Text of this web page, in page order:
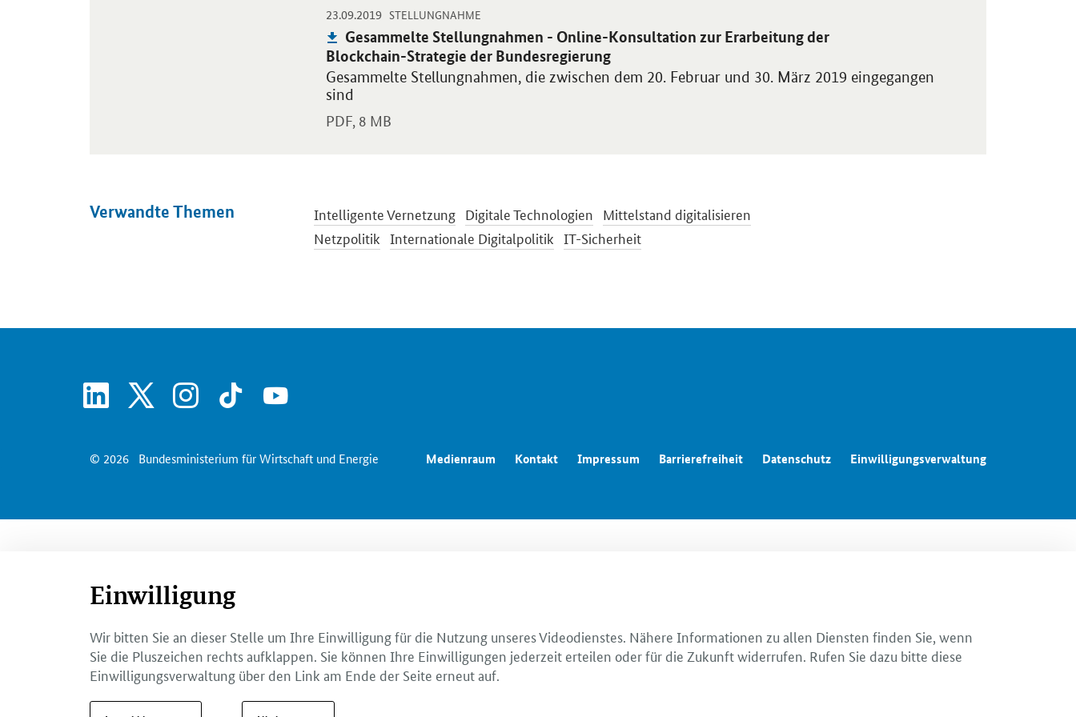
23.09.2019 -STELLUNGNAHME
Publikation:
Gesammelte Stellungnahmen - Online-Konsultation zur Erarbeitung der
Blockchain-Strategie der Bundesregierung
Gesammelte Stellungnahmen, die zwischen dem 20. Februar und 30. März 2019 eingegangen
sind
PDF, 8 MB
Öffnet PDF "Gesammelte Stellungnahmen - Online-Konsultation zur Erarbeitung der Blockchain-Strategie der Bundesregierung" in neuem
Verwandte Themen Intelligente Vernetzung Digitale Technologien Mittelstand digitalisieren
Netzpolitik Internationale Digitalpolitik IT-Sicherheit
linkedin instagram tiktok youtube
© 2026 Bundesministerium für Wirtschaft und Energie Medienraum Kontakt Impressum Barrierefreiheit Datenschutz Einwilligungsverwaltung
Einwilligung
Wir bitten Sie an dieser Stelle um Ihre Einwilligung für die Nutzung unseres Videodienstes. Nähere Informationen zu allen Diensten finden Sie, wenn
Sie die Pluszeichen rechts aufklappen. Sie können Ihre Einwilligungen jederzeit erteilen oder für die Zukunft widerrufen. Rufen Sie dazu bitte diese
Einwilligungsverwaltung über den Link am Ende der Seite erneut auf.